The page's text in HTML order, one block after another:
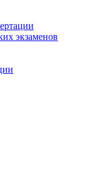
экзаменов